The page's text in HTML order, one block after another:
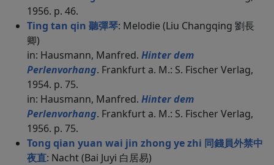
1956. p. 46.
Ting tan qin 聽彈琴: Melodie (Liu Changqing 劉長
卿)
in: Hausmann, Manfred. Hinter dem
Perlenvorhang. Frankfurt a. M.: S. Fischer Verlag,
1954. p. 75.
in: Hausmann, Manfred. Hinter dem
Perlenvorhang. Frankfurt a. M.: S. Fischer Verlag,
1956. p. 75.
Tong qian yuan wai jin zhong ye zhi 同錢員外禁中
夜直: Nacht (Bai Juyi 白居易)